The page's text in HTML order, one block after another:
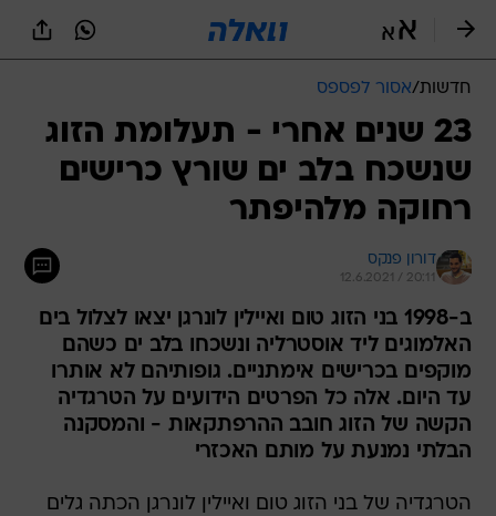
חדשות/אסור לפספס
23 שנים אחרי - תעלומת הזוג
שנשכח בלב ים שורץ כרישים
רחוקה מלהיפתר
דורון פנקס
12.6.2021 / 20:11
ב-1998 בני הזוג טום ואיילין לונרגן יצאו לצלול בים
האלמוגים ליד אוסטרליה ונשכחו בלב ים כשהם
מוקפים בכרישים אימתניים. גופותיהם לא אותרו
עד היום. אלה כל הפרטים הידועים על הטרגדיה
הקשה של הזוג חובב ההרפתקאות - והמסקנה
הבלתי נמנעת על מותם האכזרי
הטרגדיה של בני הזוג טום ואיילין לונרגן הכתה גלים